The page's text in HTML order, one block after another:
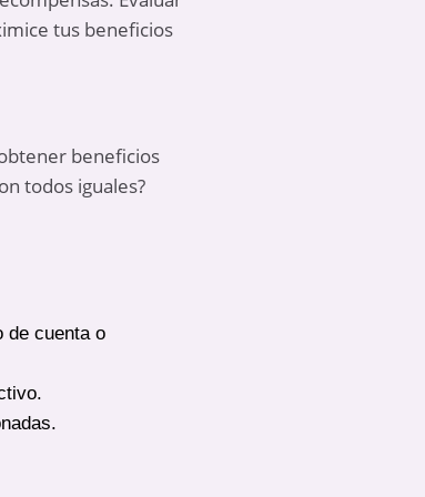
tus beneficios
beneficios
todos iguales?
de cuenta o